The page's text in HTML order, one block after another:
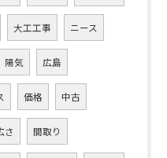
大工工事 ニース
陽気 広島
価格 中古
さ 間取り